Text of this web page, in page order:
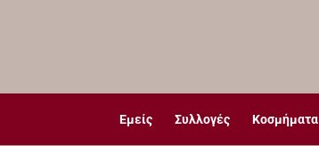
Εμείς Συλλογές Κοσμήματα